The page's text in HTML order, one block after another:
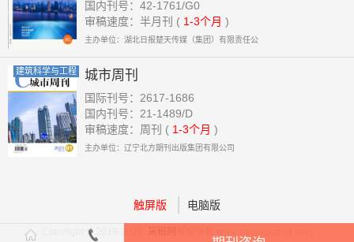
国内刊号：42-1761/G0
审稿速度：半月刊 ( 1-3个月 )
主办单位：湖北日报楚天传媒（集团）有限责任公
建筑科学与工程 城市周刊
国际刊号：2617-1686
国内刊号：21-1489/D
审稿速度：周刊 ( 1-3个月 )
主办单位：辽宁北方期刊出版集团有限公司
触屏版 电脑版
Copyright © 2019-2026